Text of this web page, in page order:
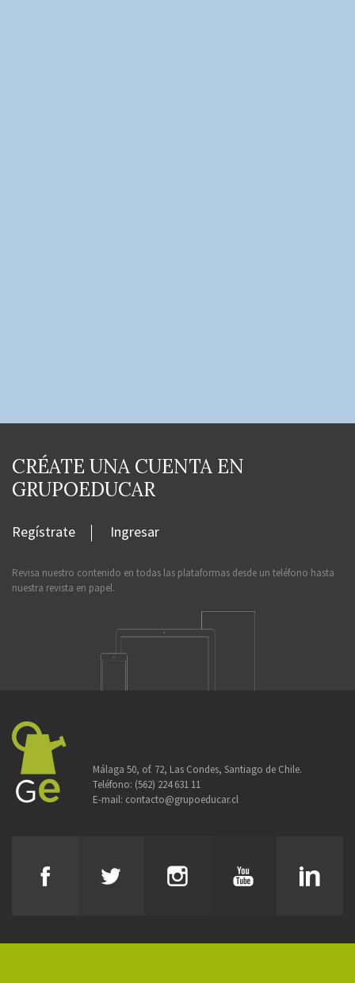
CRÉATE UNA CUENTA EN
GRUPOEDUCAR
Regístrate Ingresar
Revisa nuestro contenido en todas las plataformas desde un teléfono hasta
nuestra revista en papel.
Málaga 50, of. 72, Las Condes, Santiago de Chile.
Teléfono: (562) 224 631 11
E-mail: contacto@grupoeducar.cl